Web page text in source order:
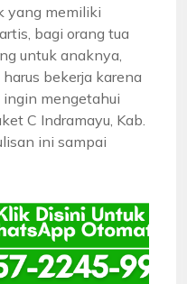
yang memiliki
bagi orang tua
untuk anaknya,
bekerja karena
ingin mengetahui
C Indramayu, Kab.
ini sampai